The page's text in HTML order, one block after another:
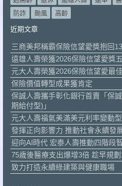
防詐
颱風 高齡
近期文章
三商美邦稱霸保險信望愛獎抱回
遠雄人壽榮獲2026保險信望愛獎
元大人壽榮獲2026保險信望愛最
保險價值轉型成果獲肯定
保誠人壽攜手彰化銀行首賣「保
期給付型)」
元大人壽福氣美滿美元利率變動
發揮正向影響力 推動社會永續發
迎向AI時代 宏泰人壽推動四階段
75歲後醫療支出爆增3倍 趁早規劃
致力打造永續綠建築與健康職場